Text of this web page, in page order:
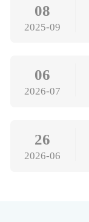
08
2025-09
06
2026-07
26
2026-06